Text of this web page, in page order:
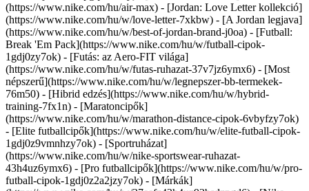
(https://www.nike.com/hu/air-max) - [Jordan: Love Letter kollekció]
(https://www.nike.com/hu/w/love-letter-7xkbw) - [A Jordan legjava]
(https://www.nike.com/hu/w/best-of-jordan-brand-j0oa) - [Futball:
Break 'Em Pack](https://www.nike.com/hu/w/futball-cipok-
1gdj0zy7ok) - [Futás: az Aero-FIT világa]
(https://www.nike.com/hu/w/futas-ruhazat-37v7jz6ymx6) - [Most
népszerű](https://www.nike.com/hu/w/legnepszer-bb-termekek-
76m50) - [Hibrid edzés](https://www.nike.com/hu/w/hybrid-
training-7fx1n) - [Maratoncipők]
(https://www.nike.com/hu/w/marathon-distance-cipok-6vbyfzy7ok)
- [Elite futballcipők](https://www.nike.com/hu/w/elite-futball-cipok-
1gdj0z9vmnhzy7ok) - [Sportruházat]
(https://www.nike.com/hu/w/nike-sportswear-ruhazat-
43h4uz6ymx6) - [Pro futballcipők](https://www.nike.com/hu/w/pro-
futball-cipok-1gdj0z2a2jzy7ok) - [Márkák]